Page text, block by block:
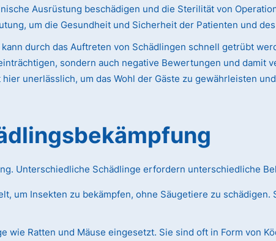
Ausrüstung beschädigen und die Sterilität von
um die Gesundheit und Sicherheit der Patienten und
durch das Auftreten von Schädlingen schnell getrübt
sondern auch negative Bewertungen und damit
unerlässlich, um das Wohl der Gäste zu gewährleisten
Unterschiedliche Schädlinge erfordern unterschiedliche
um Insekten zu bekämpfen, ohne Säugetiere zu
wie Ratten und Mäuse eingesetzt. Sie sind oft in Form von